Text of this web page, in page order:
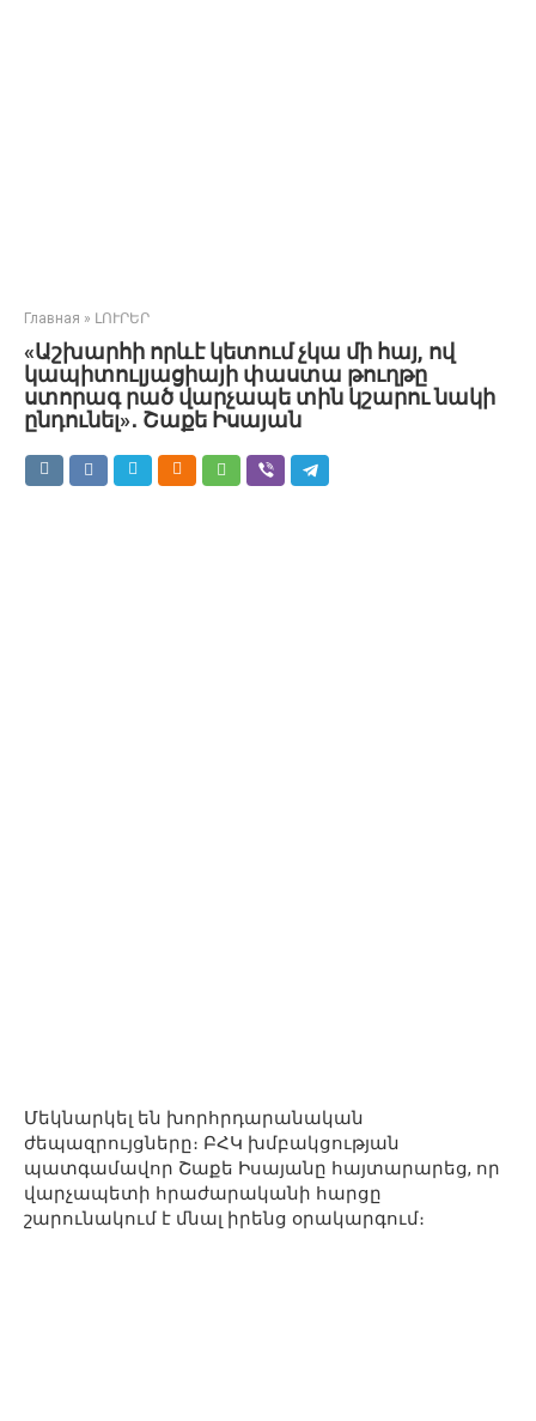
Главная » ԼՈՒՐԵՐ
«Աշխարհի որևէ կետում չկա մի հայ, ով
կապիտուլյացիայի փաստա թուղթը
ստորագ րած վարչապե տին կշարու նակի
ընդունել»․ Շաքե Իսայան
Մեկնարկել են խորհրդարանական
ժեպազրույցները։ ԲՀԿ խմբակցության
պատգամավոր Շաքե Իսայանը հայտարարեց, որ
վարչապետի հրաժարականի հարցը
շարունակում է մնալ իրենց օրակարգում։